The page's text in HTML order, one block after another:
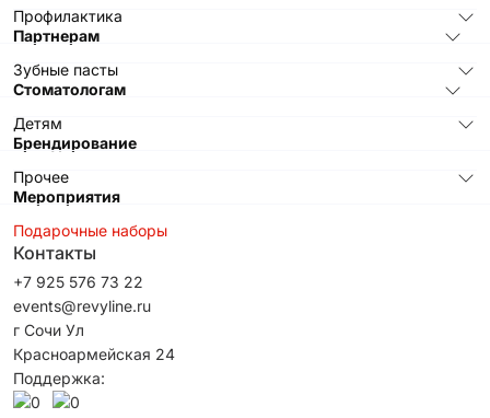
Профилактика
Зубные пасты
Детям
Прочее
Подарочные наборы
Партнерам
Стоматологам
Брендирование
Мероприятия
Контакты
+7 925 576 73 22
events@revyline.ru
г Сочи Ул
Красноармейская 24
Поддержка: